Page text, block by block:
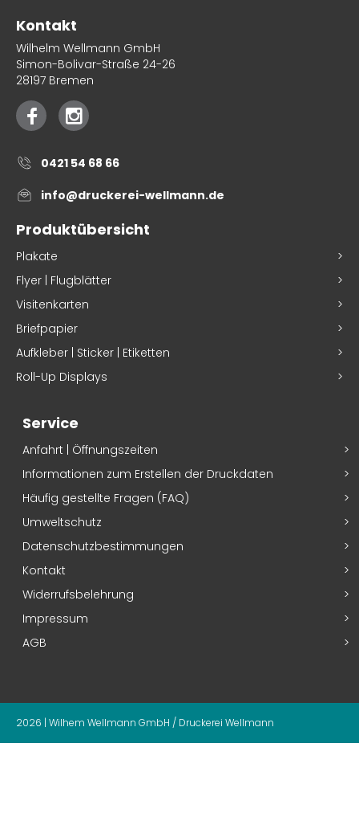
Kontakt
Wilhelm Wellmann GmbH
Simon-Bolivar-Straße 24-26
28197 Bremen
0421 54 68 66
info@druckerei-wellmann.de
Produktübersicht
Plakate
Flyer | Flugblätter
Visitenkarten
Briefpapier
Aufkleber | Sticker | Etiketten
Roll-Up Displays
Service
Anfahrt | Öffnungszeiten
Informationen zum Erstellen der Druckdaten
Häufig gestellte Fragen (FAQ)
Umweltschutz
Datenschutzbestimmungen
Kontakt
Widerrufsbelehrung
Impressum
AGB
2026 | Wilhem Wellmann GmbH / Druckerei Wellmann